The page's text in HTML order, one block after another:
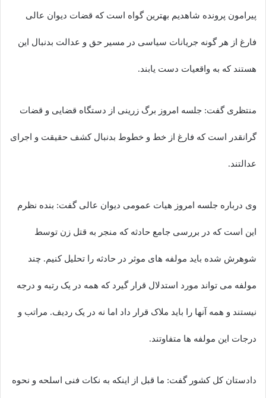
پیرامون پرونده شاهدیم بهترین گواه است که قضات دیوان عالی
فارغ از هر گونه جریانات سیاسی در مسیر حق و عدالت بدنبال این
هستند که به واقعیات دست یابند.
منتظری گفت: جلسه امروز برگ زرینی از دستگاه قضایی و قضات
گرانقدر است که فارغ از خط و خطوط بدنبال کشف حقیقت و اجرای
عدالتند.
وی درباره جلسه امروز هیات عمومی دیوان عالی گفت: بنده نظرم
این است که در بررسی جامع حادثه که منجر به قتل زن توسط
شوهرش شده باید مولفه های موثر در حادثه را تحلیل کنیم. چند
مولفه می تواند مورد استدلال قرار گیرد که همه در یک رتبه و درجه
نیستند و همه آنها را باید ملاک قرار داد اما نه در یک ردیف. مراتب و
درجات این مولفه ها متفاوتند.
دادستان کل کشور گفت: ما قبل از اینکه به نکات فنی اسلحه و نحوه